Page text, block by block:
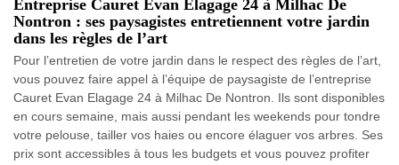
Entreprise Cauret Evan Elagage 24 à Milhac De
Nontron : ses paysagistes entretiennent votre jardin
dans les règles de l’art
Pour l’entretien de votre jardin dans le respect des règles de l’art,
vous pouvez faire appel à l’équipe de paysagiste de l’entreprise
Cauret Evan Elagage 24 à Milhac De Nontron. Ils sont disponibles
en cours semaine, mais aussi pendant les weekends pour tondre
votre pelouse, tailler vos haies ou encore élaguer vos arbres. Ses
prix sont accessibles à tous les budgets et vous pouvez profiter